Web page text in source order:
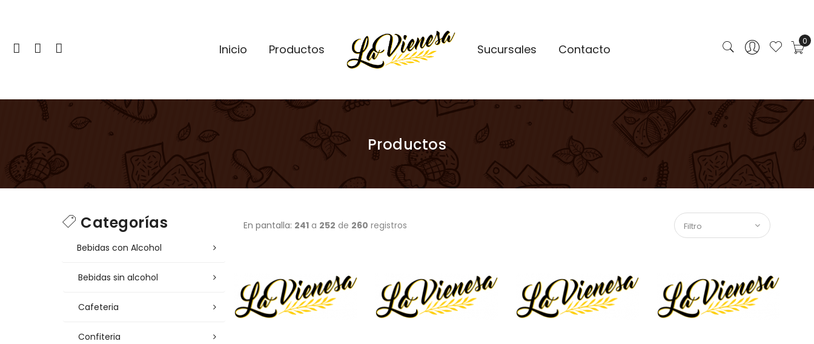
Inicio Productos Sucursales Contacto
0
Productos
Categorías
Bebidas con Alcohol
Bebidas sin alcohol
Cafeteria
Confiteria
En pantalla: 241 a 252 de 260 registros